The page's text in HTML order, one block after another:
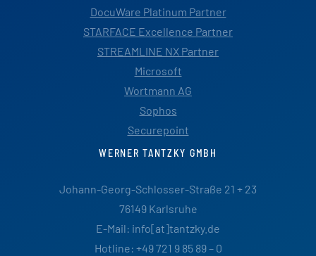
DocuWare Platinum Partner
STARFACE Excellence Partner
STREAMLINE NX Partner
Microsoft
Wortmann AG
Sophos
Securepoint
WERNER TANTZKY GMBH
Johann-Georg-Schlosser-Straße 21 + 23
76149 Karlsruhe
E-Mail: info[at]tantzky.de
Hotline: +49 721 9 85 89 – 0